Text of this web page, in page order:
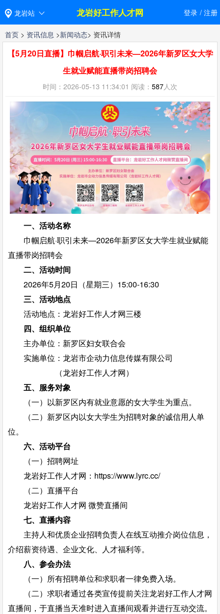
龙岩站 龙岩好工作人才网 登录 / 注册
首页 > 资讯信息 >新闻动态> 资讯详情
【5月20日直播】巾帼启航·职引未来—2026年新罗区女大学
生就业赋能直播带岗招聘会
时间：2026-05-13 11:34:01 阅读： 587人次
一、活动名称
巾帼启航·职引未来—2026年新罗区女大学生就业赋能
直播带岗招聘会
二、活动时间
2026年5月20日（星期三）15:00-16:30
三、活动地点
活动地点：龙岩好工作人才网三楼
四、组织单位
主办单位：新罗区妇女联合会
实施单位：龙岩市企动力信息传媒有限公司
（龙岩好工作人才网）
五、服务对象
（一）以新罗区内有就业意愿的女大学生为重点。
（二）新罗区内以女大学生为招聘对象的诚信用人单
位。
六、活动平台
（一）招聘网址
龙岩好工作人才网：https://www.lyrc.cc/
（二）直播平台
龙岩好工作人才网 微赞直播间
七、直播内容
主持人和优质企业招聘负责人在线互动推介岗位信息，
介绍薪资待遇、企业文化、人才福利等。
八、参会办法
（一）所有招聘单位和求职者一律免费入场。
（二）求职者通过各类宣传提前关注龙岩好工作人才网
直播间，于直播当天准时进入直播间观看并进行互动交流。